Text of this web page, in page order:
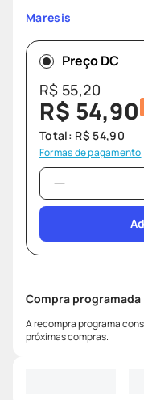
10
º fralda pampers
Maresis
Preço DC
R$55,20
R$ 54,90
Total: R$ 54,90
Formas de pagamento
Compra programada
A recompra programa
próximas compras.